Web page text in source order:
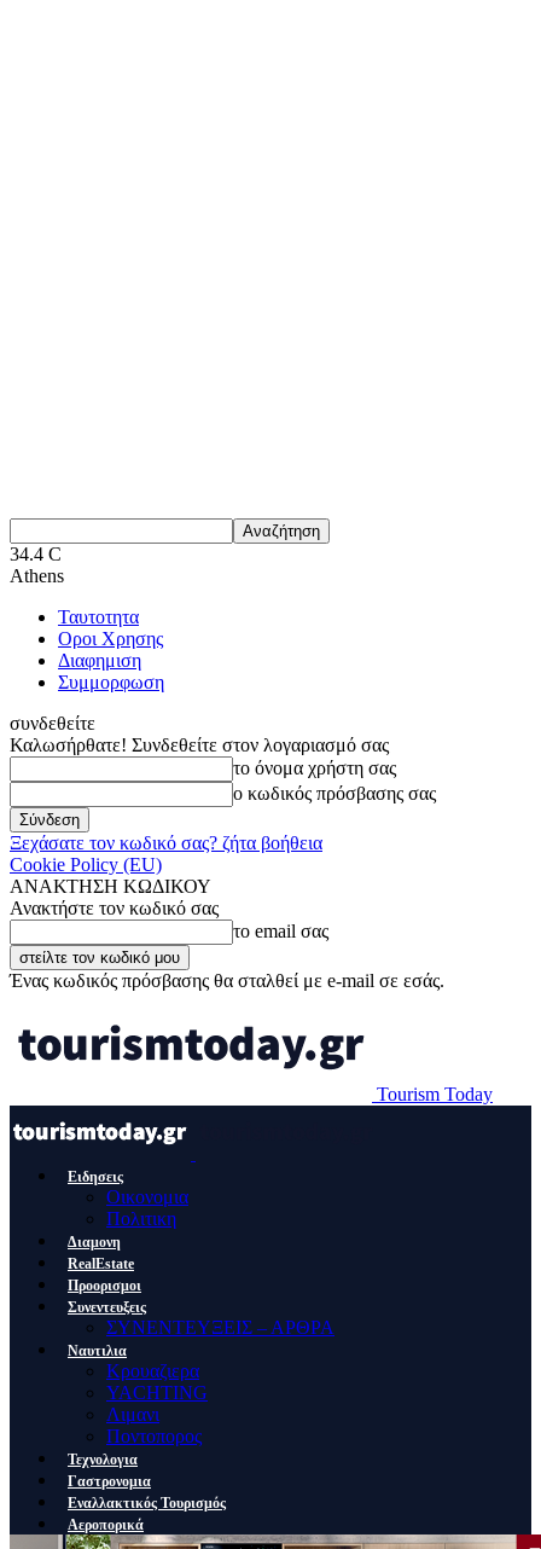
34.4 C
Athens
Ταυτοτητα
Οροι Χρησης
Διαφημιση
Συμμορφωση
συνδεθείτε
Καλωσήρθατε! Συνδεθείτε στον λογαριασμό σας
το όνομα χρήστη σας
ο κωδικός πρόσβασης σας
Ξεχάσατε τον κωδικό σας? ζήτα βοήθεια
Cookie Policy (EU)
ΑΝΑΚΤΗΣΗ ΚΩΔΙΚΟΥ
Ανακτήστε τον κωδικό σας
το email σας
Ένας κωδικός πρόσβασης θα σταλθεί με e-mail σε εσάς.
Tourism Today
Ειδησεις
Οικονομια
Πολιτικη
Διαμονη
RealEstate
Προορισμοι
Συνεντευξεις
ΣΥΝΕΝΤΕΥΞΕΙΣ – ΑΡΘΡΑ
Ναυτιλια
Κρουαζιερα
YACHTING
Λιμανι
Ποντοπορος
Τεχνολογια
Γαστρονομια
Εναλλακτικός Τουρισμός
Αεροπορικά